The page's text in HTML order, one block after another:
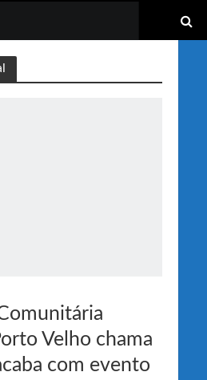
Velho chama
com evento